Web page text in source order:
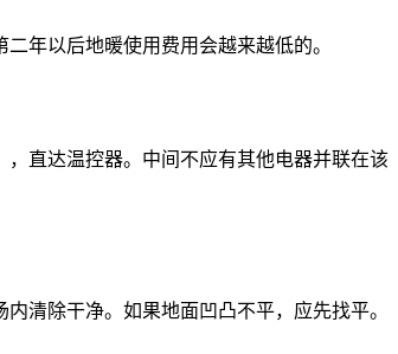
年以后地暖使用费用会越来越低的。
直达温控器。中间不应有其他电器并联在该
清除干净。如果地面凹凸不平，应先找平。